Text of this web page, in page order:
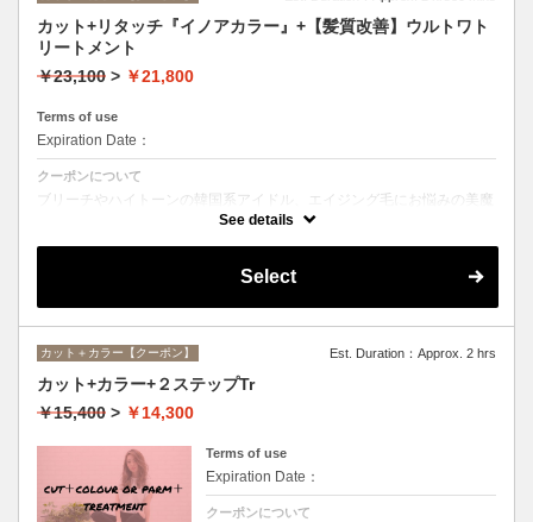
カット+リタッチ『イノアカラー』+【髪質改善】ウルトワト
リートメント
￥23,100 > ￥21,800
Terms of use
Expiration Date：
クーポンについて
ブリーチやハイトーンの韓国系アイドル、エイジング毛にお悩みの美魔
女も夢中！全ての世代、髪質、メニューに対応できる髪質改善トリート
See details
Select
カット＋カラー【クーポン】 Est. Duration：Approx. 2 hrs
カット+カラー+２ステップTr
￥15,400 > ￥14,300
Terms of use
Expiration Date：
クーポンについて